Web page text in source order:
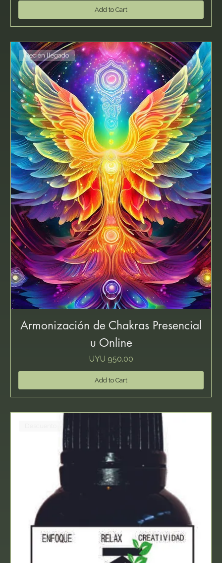
Add to Cart
Recién llegado
Armonización de Chakras Presencial
u Online
Price
UYU 950.00
Add to Cart